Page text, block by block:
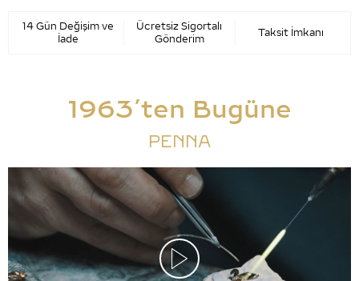
14 Gün Değişim ve
İade
Ücretsiz Sigortalı
Gönderim
Taksit İmkanı
1963’ten Bugüne
PENNA